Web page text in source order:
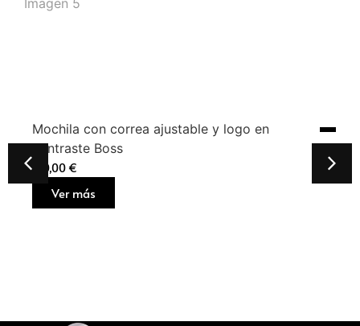
Mochila con correa ajustable y logo en
contraste Boss
160,00 €
Ver más